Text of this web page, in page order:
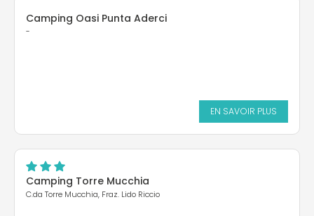
Camping Oasi Punta Aderci
-
EN SAVOIR PLUS
Camping Torre Mucchia
C.da Torre Mucchia, Fraz. Lido Riccio